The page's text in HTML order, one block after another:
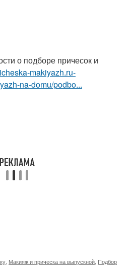
о подборе причесок и
makiyazh.ru-
na-domu/podbo...
Макияж и прическа на выпускной Подбор